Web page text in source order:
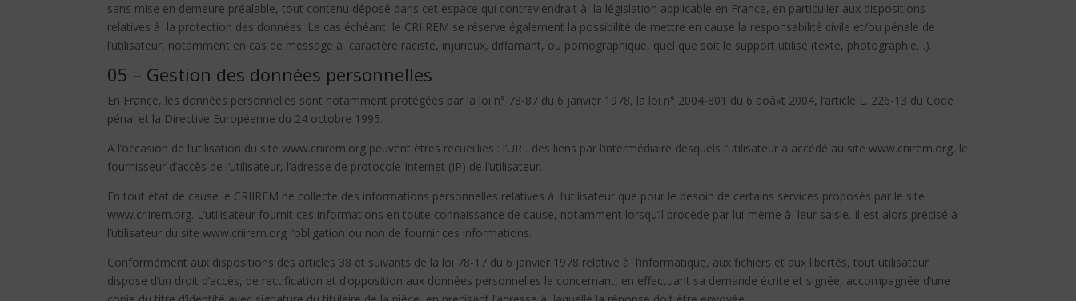
sans mise en demeure préalable, tout contenu déposé dans cet espace qui contreviendrait à la législation applicable en France, en particulier aux dispositions
relatives à la protection des données. Le cas échéant, le CRIIREM se réserve également la possibilité de mettre en cause la responsabilité civile et/ou pénale de
l’utilisateur, notamment en cas de message à caractère raciste, injurieux, diffamant, ou pornographique, quel que soit le support utilisé (texte, photographie…).
05 – Gestion des données personnelles
En France, les données personnelles sont notamment protégées par la loi n° 78-87 du 6 janvier 1978, la loi n° 2004-801 du 6 aoà»t 2004, l’article L. 226-13 du Code
pénal et la Directive Européenne du 24 octobre 1995.
A l’occasion de l’utilisation du site www.criirem.org peuvent ètres recueillies : l’URL des liens par l’intermédiaire desquels l’utilisateur a accédé au site www.criirem.org, le
fournisseur d’accès de l’utilisateur, l’adresse de protocole Internet (IP) de l’utilisateur.
En tout état de cause le CRIIREM ne collecte des informations personnelles relatives à l’utilisateur que pour le besoin de certains services proposés par le site
www.criirem.org. L’utilisateur fournit ces informations en toute connaissance de cause, notamment lorsqu’il procède par lui-mème à leur saisie. Il est alors précisé à
l’utilisateur du site www.criirem.org l’obligation ou non de fournir ces informations.
Conformément aux dispositions des articles 38 et suivants de la loi 78-17 du 6 janvier 1978 relative à l’informatique, aux fichiers et aux libertés, tout utilisateur
dispose d’un droit d’accès, de rectification et d’opposition aux données personnelles le concernant, en effectuant sa demande écrite et signée, accompagnée d’une